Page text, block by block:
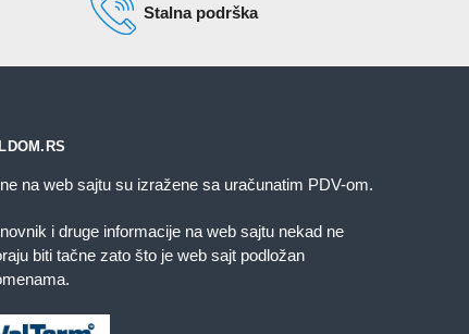
Stalna podrška
na web sajtu su izražene sa uračunatim PDV-om.
i druge informacije na web sajtu nekad ne
biti tačne zato što je web sajt podložan